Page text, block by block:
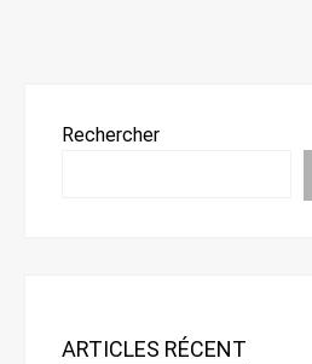
Rechercher
ARTICLES RÉCENT